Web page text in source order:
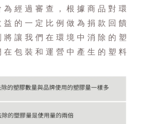
經過審查，根據商品對環
的一定比例做為捐款回饋
讓我們在環境中消除的塑
包裝和運營中產生的塑料